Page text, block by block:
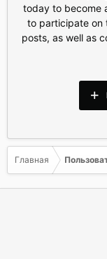
today to become
to participate on
posts, as well as
Главная